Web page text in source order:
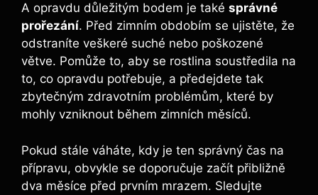
A opravdu důležitým bodem je také správné
prořezání. Před zimním obdobím se ujistěte, že
odstraníte veškeré suché nebo poškozené
větve. Pomůže to, aby se rostlina soustředila na
to, co opravdu potřebuje, a předejdete tak
zbytečným zdravotním problémům, které by
mohly vzniknout během zimních měsíců.
Pokud stále váháte, kdy je ten správný čas na
přípravu, obvykle se doporučuje začít přibližně
dva měsíce před prvním mrazem. Sledujte